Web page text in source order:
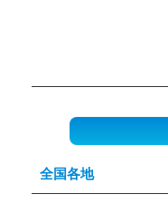
全国各地